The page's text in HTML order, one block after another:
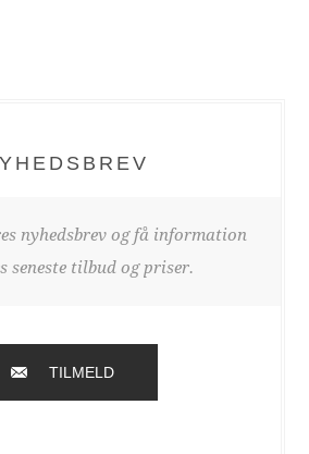
nyhedsbrev og få information
seneste tilbud og priser.
TILMELD